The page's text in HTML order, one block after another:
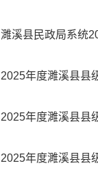
濉溪县民政局系统
2025年度濉溪县县
2025年度濉溪县县
2025年度濉溪县县